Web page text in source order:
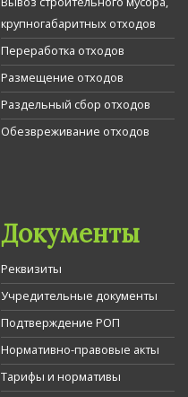
крупногабаритных отходов
Переработка отходов
Размещение отходов
Раздельный сбор отходов
Обезвреживание отходов
Документы
Реквизиты
Учредительные документы
Подтверждение РОП
Нормативно-правовые акты
Тарифы и нормативы